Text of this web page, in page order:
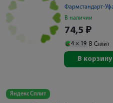
Фармстандарт-
В наличии
74,5 ₽
4 × 19 В Сплит
В корзину
Яндекс Сплит